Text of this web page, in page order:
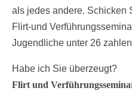
als jedes andere. Schicken
Flirt-und
Jugendliche unter 26
Habe ich Sie überzeugt?
Flirt und